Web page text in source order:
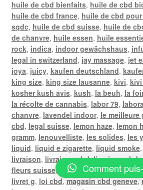
huile de cbd bienfaits, huile de cbd
huile de cbd france, huile de cbd
sqdc, huile de cbd suisse, huile de
de chanvre, huile essen, huile
rock, indica, indoor gewächshaus,
legal in switzerland, jay massage, jet
joya, juicy, kaufen deutschland,
king size, king size lausanne, kivi,
kosher kush avis, kush, la beuh, la
la récolte de cannabis, labor 79,
chanvre, lavendel indoor, le meilleure
cbd, legal suisse, lemon haze, lemon
gramm, lenouvelliste, les solides, les
liquid, liquid e zigarette, liquid smoke,
livraison, livraison cbd,livraison cbd
fleurs suisse, livraison gratuite poste,
livret g, loi cbd,magasin cbd geneve,
Comment